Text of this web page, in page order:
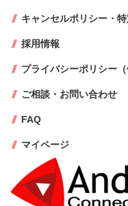
キャンセルポリシー・
採用情報
プライバシーポリシー
ご相談・お問い合わせ
FAQ
マイページ